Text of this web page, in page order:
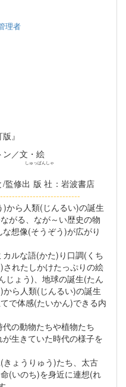
理者
』
ン／文・絵
/監修出版社
しゅっぱんしゃ
：岩波書店
から人類(じんるい)の誕生
がる、なが～い歴史の物
想像(そうぞう)が広がり
ルな語(かた)り口調(くち
れたしかけたっぷりの絵
じょう)、地球の誕生(たん
ら人類(じんるい)の誕生
で体感(たいかん)できる内
の動物たちや植物たち
生きていた時代の様子を
ょうりゅう)たち、太古
(いのち)を身近に連想(れ